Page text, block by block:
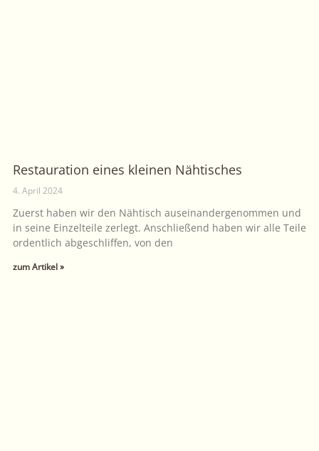
Restauration eines kleinen Nähtisches
4. April 2024
Zuerst haben wir den Nähtisch auseinandergenommen und
in seine Einzelteile zerlegt. Anschließend haben wir alle Teile
ordentlich abgeschliffen, von den
zum Artikel »